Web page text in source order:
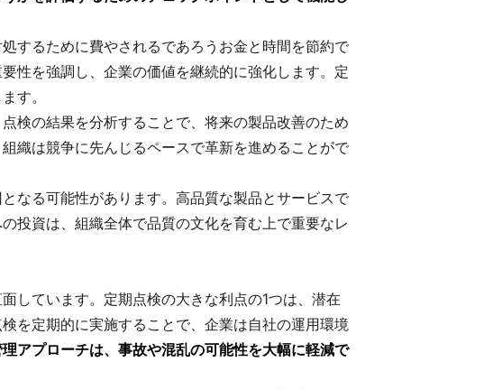
するために費やされるであろうお金と時間を節約で
性を強調し、企業の価値を継続的に強化します。定
す。
検の結果を分析することで、将来の製品改善のため
織は競争に先んじるペースで革新を進めることがで
なる可能性があります。高品質な製品とサービスで
投資は、組織全体で品質の文化を育む上で重要なレ
しています。定期点検の大きな利点の1つは、潜在
を定期的に実施することで、企業は自社の運用環境
アプローチは、事故や混乱の可能性を大幅に軽減で